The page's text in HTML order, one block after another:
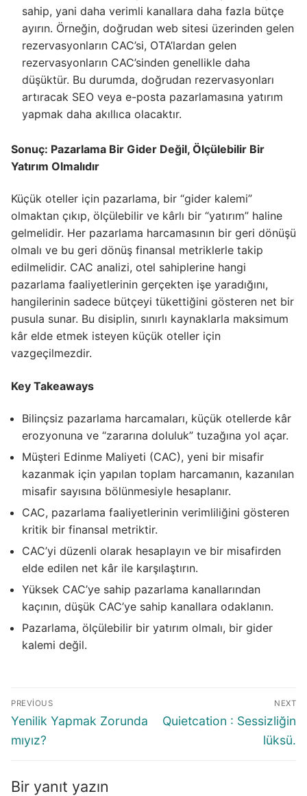
sahip, yani daha verimli kanallara daha fazla bütçe
ayırın. Örneğin, doğrudan web sitesi üzerinden gelen
rezervasyonların CAC’si, OTA’lardan gelen
rezervasyonların CAC’sinden genellikle daha
düşüktür. Bu durumda, doğrudan rezervasyonları
artıracak SEO veya e-posta pazarlamasına yatırım
yapmak daha akıllıca olacaktır.
Sonuç: Pazarlama Bir Gider Değil, Ölçülebilir Bir
Yatırım Olmalıdır
Küçük oteller için pazarlama, bir “gider kalemi”
olmaktan çıkıp, ölçülebilir ve kârlı bir “yatırım” haline
gelmelidir. Her pazarlama harcamasının bir geri dönüşü
olmalı ve bu geri dönüş finansal metriklerle takip
edilmelidir. CAC analizi, otel sahiplerine hangi
pazarlama faaliyetlerinin gerçekten işe yaradığını,
hangilerinin sadece bütçeyi tükettiğini gösteren net bir
pusula sunar. Bu disiplin, sınırlı kaynaklarla maksimum
kâr elde etmek isteyen küçük oteller için
vazgeçilmezdir.
Key Takeaways
Bilinçsiz pazarlama harcamaları, küçük otellerde kâr
erozyonuna ve “zararına doluluk” tuzağına yol açar.
Müşteri Edinme Maliyeti (CAC), yeni bir misafir
kazanmak için yapılan toplam harcamanın, kazanılan
misafir sayısına bölünmesiyle hesaplanır.
CAC, pazarlama faaliyetlerinin verimliliğini gösteren
kritik bir finansal metriktir.
CAC’yi düzenli olarak hesaplayın ve bir misafirden
elde edilen net kâr ile karşılaştırın.
Yüksek CAC’ye sahip pazarlama kanallarından
kaçının, düşük CAC’ye sahip kanallara odaklanın.
Pazarlama, ölçülebilir bir yatırım olmalı, bir gider
kalemi değil.
Yazı
gezinmesi
PREVIOUS
Previous
post:
Yenilik Yapmak Zorunda
mıyız?
NEXT
Next
Quietcation : Sessizliğin
lüksü.
Bir yanıt yazın